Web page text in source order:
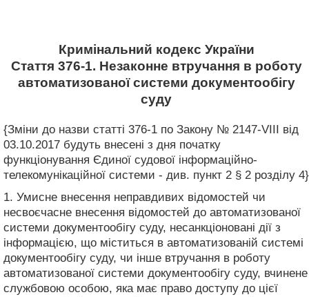
Кримінальний кодекс України
Стаття 376-1. Незаконне втручання в роботу
автоматизованої системи документообігу
суду
{Зміни до назви статті 376-1 по Закону № 2147-VIII від
03.10.2017 будуть внесені з дня початку
функціонування Єдиної судової інформаційно-
телекомунікаційної системи - див. пункт 2 § 2 розділу 4}
1. Умисне внесення неправдивих відомостей чи
несвоєчасне внесення відомостей до автоматизованої
системи документообігу суду, несанкціоновані дії з
інформацією, що міститься в автоматизованій системі
документообігу суду, чи інше втручання в роботу
автоматизованої системи документообігу суду, вчинене
службовою особою, яка має право доступу до цієї